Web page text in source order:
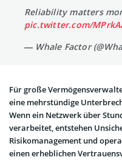
Reliability matters
pic.twitter.com/
— Whale Factor
Für große
eine mehrstündige
Wenn ein Netzwerk über
verarbeitet, entstehen
Risikomanagement und
einen erheblichen